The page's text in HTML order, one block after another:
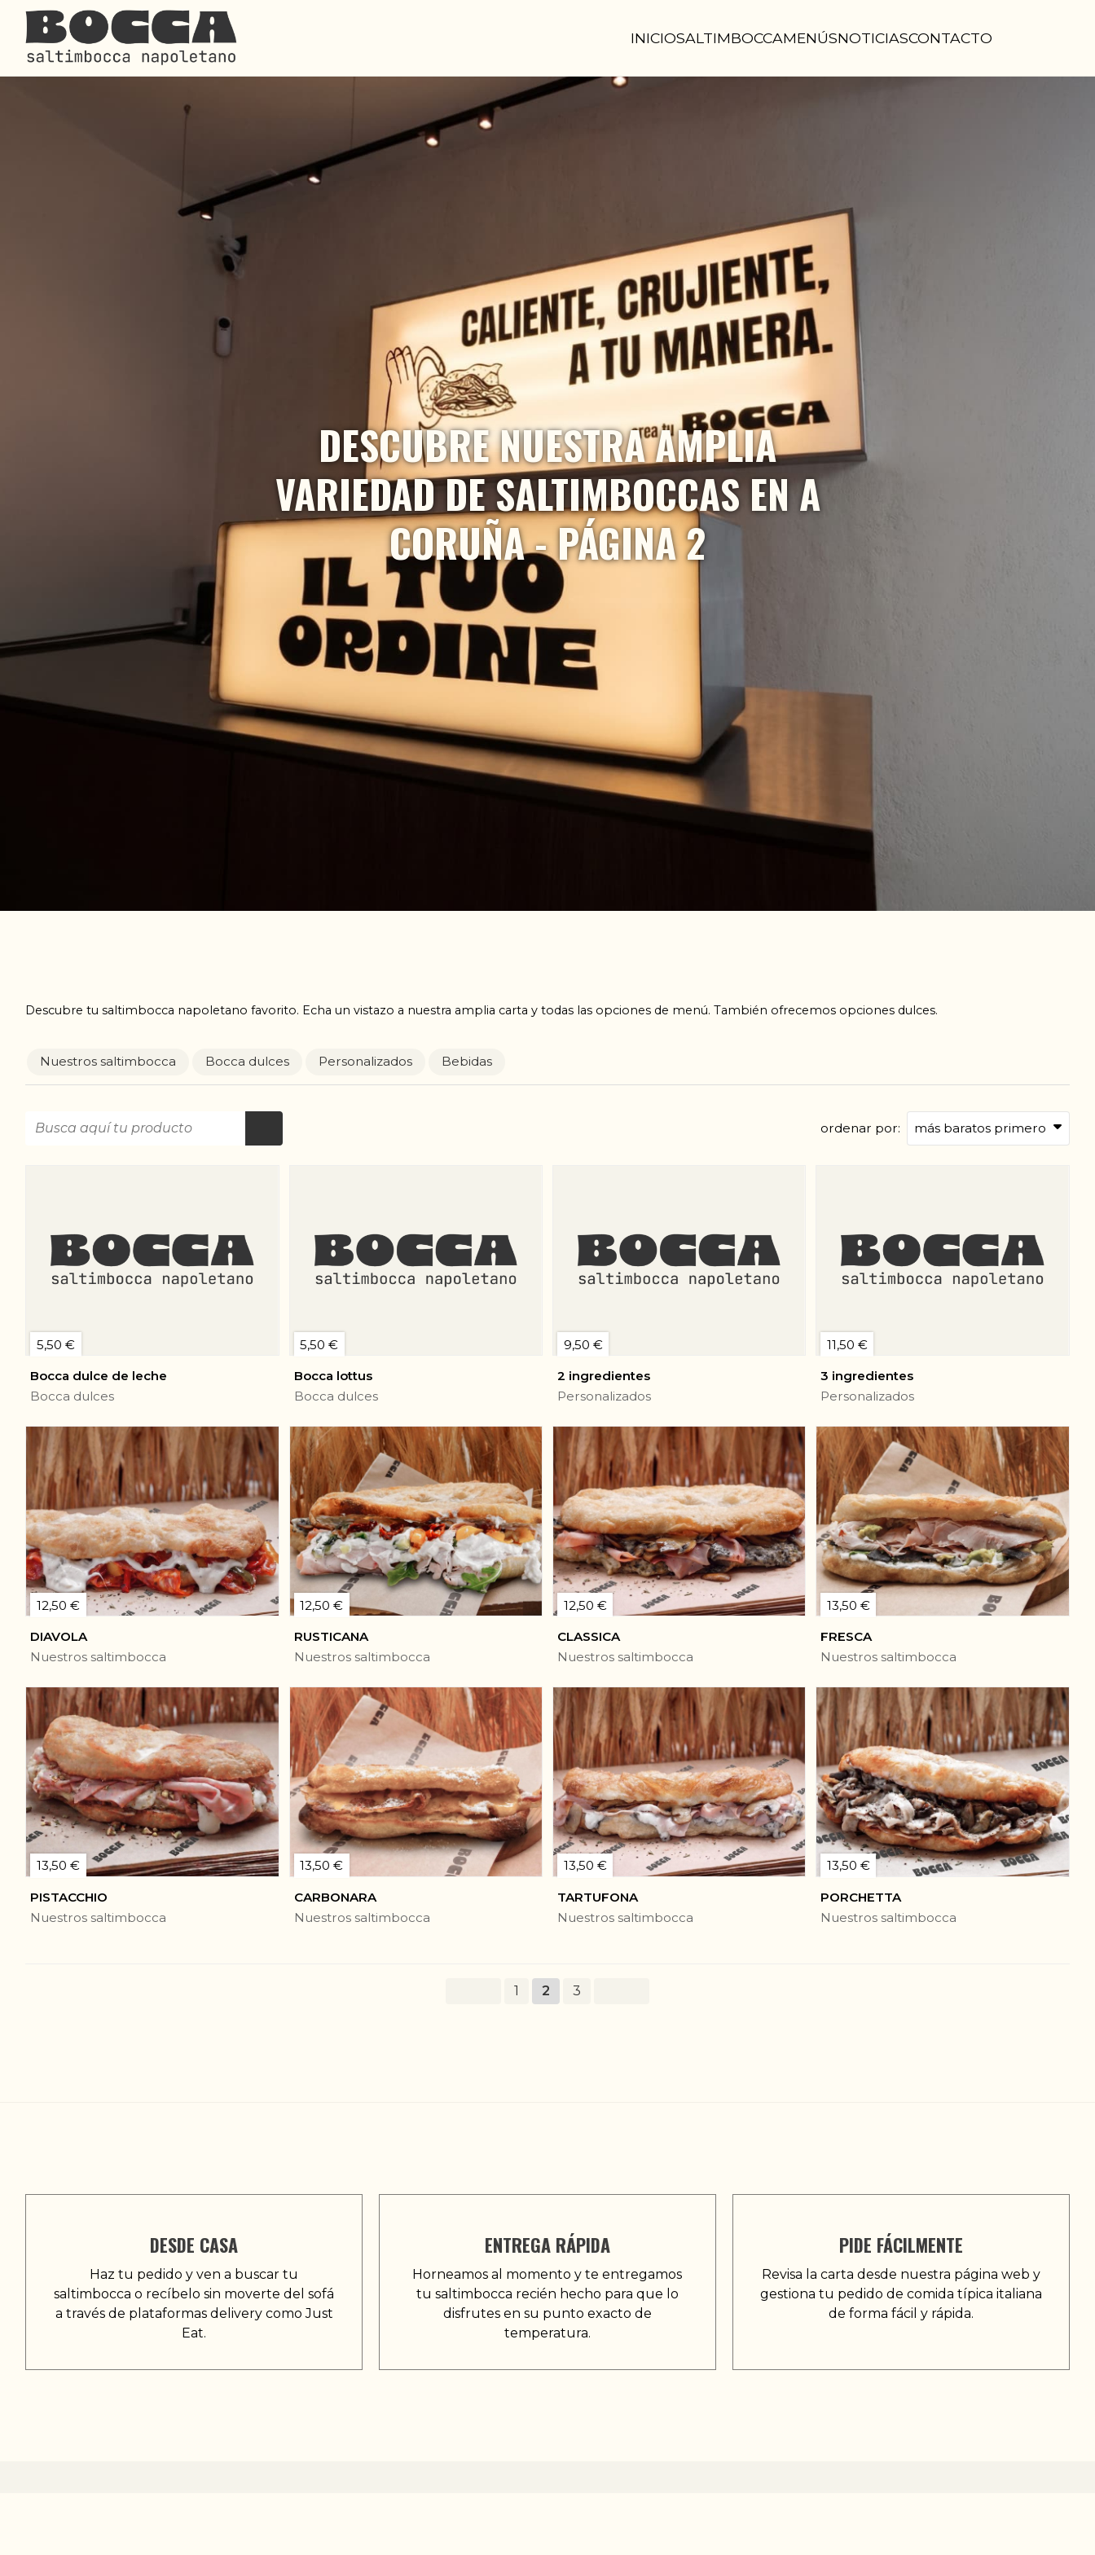
INICIOSALTIMBOCCAMENÚSNOTICIASCONTACTO
DESCUBRE NUESTRA AMPLIA
VARIEDAD DE SALTIMBOCCAS EN A
CORUÑA - PÁGINA 2
Descubre tu saltimbocca napoletano favorito. Echa un vistazo a nuestra amplia carta y todas las opciones de menú. También ofrecemos opciones dulces.
Nuestros saltimbocca Bocca dulces Personalizados Bebidas
ordenar por:
Bocca dulce de leche
Bocca dulces
5,50 €
Bocca lottus
Bocca dulces
5,50 €
2 ingredientes
Personalizados
9,50 €
3 ingredientes
Personalizados
11,50 €
DIAVOLA
Nuestros saltimbocca
12,50 €
RUSTICANA
Nuestros saltimbocca
12,50 €
CLASSICA
Nuestros saltimbocca
12,50 €
FRESCA
Nuestros saltimbocca
13,50 €
PISTACCHIO
Nuestros saltimbocca
13,50 €
CARBONARA
Nuestros saltimbocca
13,50 €
TARTUFONA
Nuestros saltimbocca
13,50 €
PORCHETTA
Nuestros saltimbocca
13,50 €
1 2 3
DESDE CASA
Haz tu pedido y ven a buscar tu
saltimbocca o recíbelo sin moverte del sofá
a través de plataformas delivery como Just
Eat.
ENTREGA RÁPIDA
Horneamos al momento y te entregamos
tu saltimbocca recién hecho para que lo
disfrutes en su punto exacto de
temperatura.
PIDE FÁCILMENTE
Revisa la carta desde nuestra página web y
gestiona tu pedido de comida típica italiana
de forma fácil y rápida.